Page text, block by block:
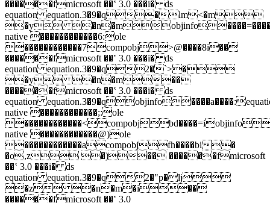
������fmicrosoft ��ʽ 3.0 ���i� ds
equation equation.3�9�q�lm<�m
�y
native ������������6:ole
������������7compobj>@����8i��
������fmicrosoft ��ʽ 3.0 ���i� ds
equation equation.3�9�q2�`>�
�y �n�m��
������fmicrosoft ��ʽ 3.0 ���i� ds
equation
native ������������;:ole
native ������������@)ole
������������acompobjfh����bi�
�o,z �)�� ������fmicrosoft
��ʽ 3.0 ���i� ds
equation equation.3�9�q2�"p�lj
�z �n�m�i��
������fmicrosoft ��ʽ 3.0